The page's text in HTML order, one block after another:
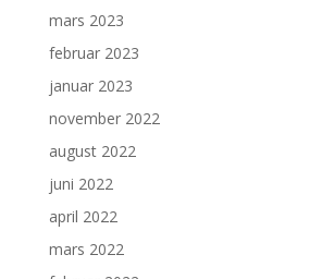
mars 2023
februar 2023
januar 2023
november 2022
august 2022
juni 2022
april 2022
mars 2022